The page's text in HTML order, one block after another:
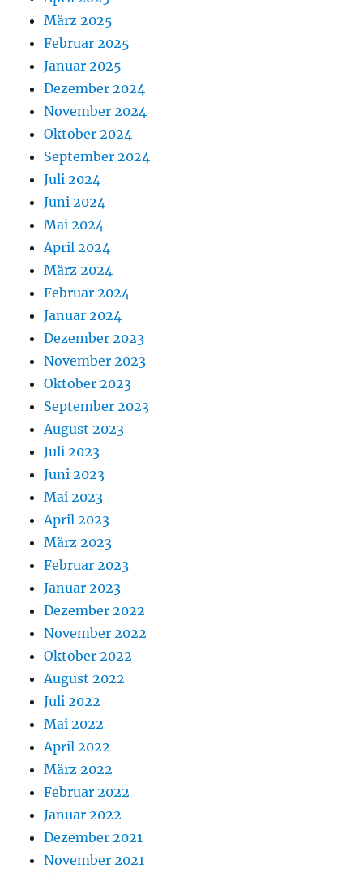
März 2025
Februar 2025
Januar 2025
Dezember 2024
November 2024
Oktober 2024
September 2024
Juli 2024
Juni 2024
Mai 2024
April 2024
März 2024
Februar 2024
Januar 2024
Dezember 2023
November 2023
Oktober 2023
September 2023
August 2023
Juli 2023
Juni 2023
Mai 2023
April 2023
März 2023
Februar 2023
Januar 2023
Dezember 2022
November 2022
Oktober 2022
August 2022
Juli 2022
Mai 2022
April 2022
März 2022
Februar 2022
Januar 2022
Dezember 2021
November 2021